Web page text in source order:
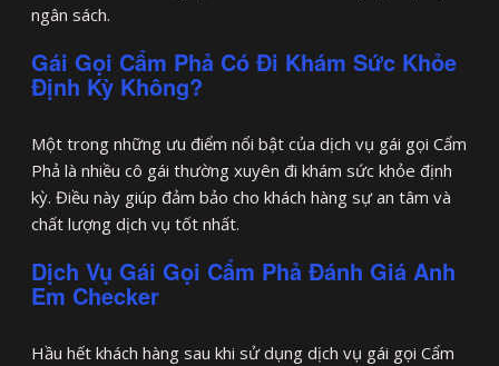
ngân sách.
Gái Gọi Cẩm Phả Có Đi Khám Sức Khỏe
Định Kỳ Không?
Một trong những ưu điểm nổi bật của dịch vụ gái gọi Cẩm
Phả là nhiều cô gái thường xuyên đi khám sức khỏe định
kỳ. Điều này giúp đảm bảo cho khách hàng sự an tâm và
chất lượng dịch vụ tốt nhất.
Dịch Vụ Gái Gọi Cẩm Phả Đánh Giá Anh
Em Checker
Hầu hết khách hàng sau khi sử dụng dịch vụ gái gọi Cẩm